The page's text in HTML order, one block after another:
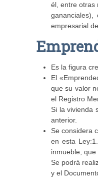
él, entre otras
empresarial
Es la figura
El
que su valor
el Registro
Si la vivienda
anterior.
Se considera
en esta
inmueble,
Se podrá
y el